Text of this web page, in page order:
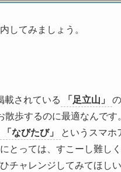
してみましょう。
載されている 「足立山」
散歩するのに最適なんで
「なびたび」
というスマホ
とっては、すこーし難し
チャレンジしてみてほし